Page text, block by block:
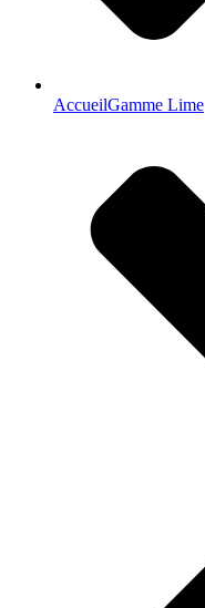
AccueilGamme Lime